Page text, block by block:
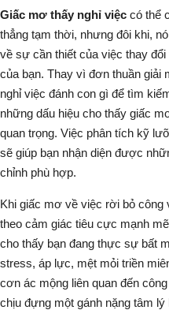
Giấc mơ thấy nghỉ việc có thể
thẳng tạm thời, nhưng đôi khi,
về sự cần thiết của việc thay
của bạn. Thay vì đơn thuần giải
nghỉ việc đánh con gì để tìm
những dấu hiệu cho thấy giấc
quan trọng. Việc phân tích kỹ
sẽ giúp bạn nhận diện được
chỉnh phù hợp.
Khi giấc mơ về việc rời bỏ công
theo cảm giác tiêu cực mạnh
cho thấy bạn đang thực sự bất
stress, áp lực, mệt mỏi triền
cơn ác mộng liên quan đến
chịu đựng một gánh nặng tâm lý